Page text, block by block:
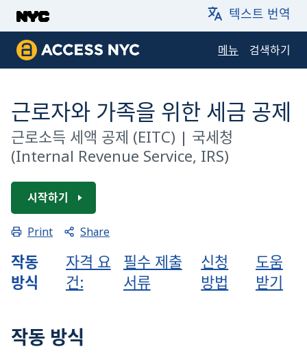
메인 내용으로 건너뛰기 텍스트 번역
ACCESS NYC
메뉴 검색하기
근로자와 가족을 위한 세금 공제
근로소득 세액 공제 (EITC) | 국세청
(Internal Revenue Service, IRS)
시작하기
Print Share
작동
방식
자격 요
건:
필수 제출
서류
신청
방법
도움
받기
작동 방식